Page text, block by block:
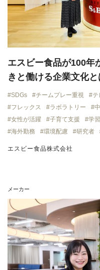
エスビー食品が100年
きと働ける企業文化と
SDGs チームプレー重視 テ
フレックス
ラボラトリー
女性が活躍
子育て支援 学
海外勤務
環境配慮 研究者
エスビー食品株式会社
メーカー